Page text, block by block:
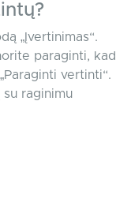
„Įvertinimas“.
paraginti, kad
vertinti“.
su raginimu